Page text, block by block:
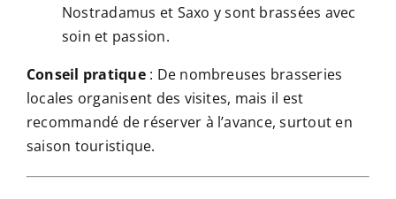
Nostradamus et Saxo y sont brassées avec
soin et passion.
Conseil pratique: De nombreuses brasseries
locales organisent des visites, mais il est
recommandé de réserver à l’avance, surtout en
saison touristique.